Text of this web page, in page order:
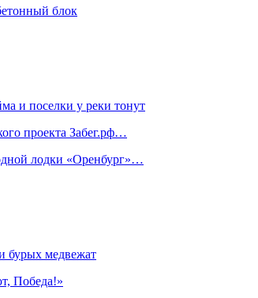
блок
и поселки у реки тонут
проекта Забег.рф…
лодки «Оренбург»…
бурых медвежат
Победа!»